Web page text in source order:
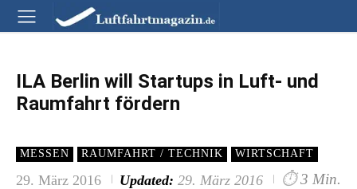
ILA Berlin will Startups in Luft- und
Raumfahrt fördern
MESSEN RAUMFAHRT / TECHNIK WIRTSCHAFT
29. März 2016 Updated: 29. März 2016 ⏱ 3 Min.